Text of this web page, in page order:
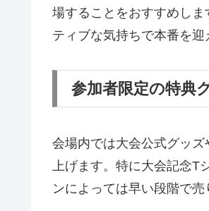
場することをおすすめし
ティブな気持ちで本番を迎
参加者限定の特典
会場内では大会公式グッ
上げます。特に大会記念T
ンによっては早い段階で売